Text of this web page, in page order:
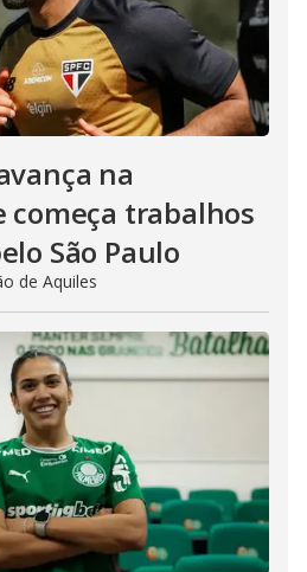
na
começa trabalhos
São Paulo
de Aquiles